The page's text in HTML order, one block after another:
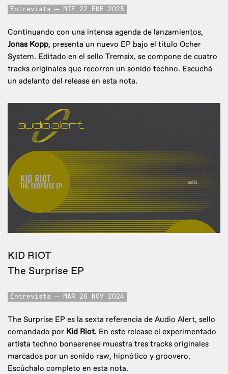
Entrevista MIE 22 ENE 2025
Continuando con una intensa agenda de lanzamientos,
Jonas Kopp, presenta un nuevo EP bajo el titulo Ocher
System. Editado en el sello Tremsix, se compone de cuatro
tracks originales que recorren un sonido techno. Escuchá
un adelanto del release en esta nota.
KID RIOT
The Surprise EP
Entrevista MAR 26 NOV 2024
The Surprise EP es la sexta referencia de Audio Alert, sello
comandado por Kid Riot. En este release el experimentado
artista techno bonaerense muestra tres tracks originales
marcados por un sonido raw, hipnótico y groovero.
Escúchalo completo en esta nota.